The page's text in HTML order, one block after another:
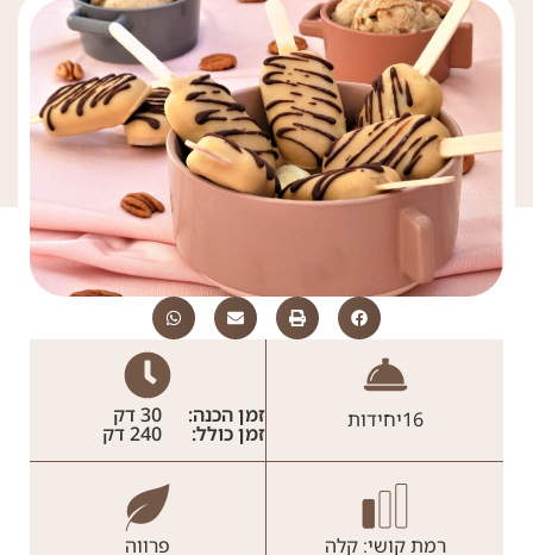
16יחידות זמן הכנה: 30 דק
זמן כולל: 240 דק
רמת קושי: קלה פרווה